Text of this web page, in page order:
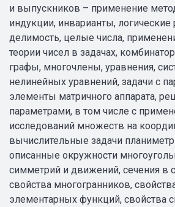
и выпускников – применение
индукции, инварианты, логические
делимость, целые числа,
теории чисел в задачах,
графы, многочлены, уравнения,
нелинейных уравнений, задачи с
элементы матричного аппарата,
параметрами, в том числе с
исследований множеств на
вычислительные задачи
описанные окружности
симметрий и движений, сечения в
свойства многогранников,
элементарных функций, свойства